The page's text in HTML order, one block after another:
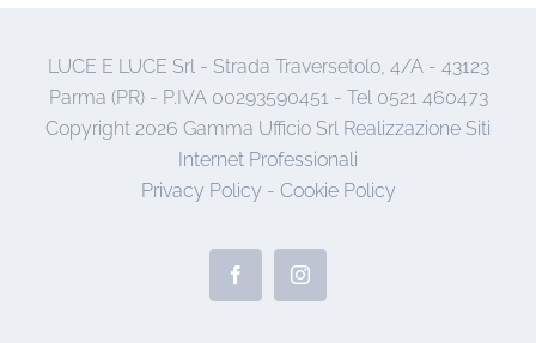
LUCE E LUCE Srl - Strada Traversetolo, 4/A - 43123
Parma (PR) - P.IVA 00293590451 - Tel 0521 460473
Copyright 2026 Gamma Ufficio Srl Realizzazione Siti
Internet Professionali
Privacy Policy - Cookie Policy
FacebookInstagram